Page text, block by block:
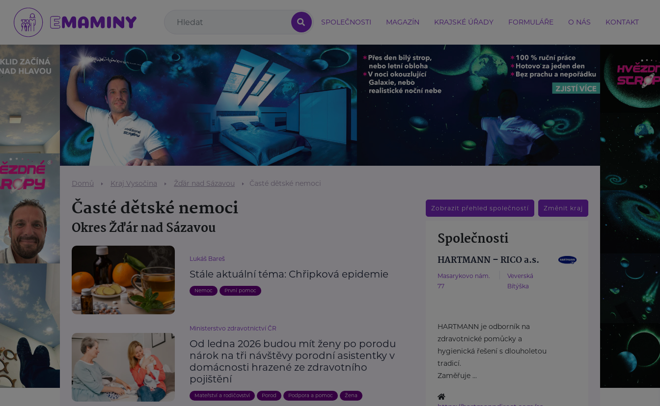
SPOLEČNOSTI MAGAZÍN KRAJSKÉ ÚŘADY FORMULÁŘE O NÁS KONTAKT
Domů Kraj Vysočina Žďár nad Sázavou Časté dětské nemoci
Časté dětské nemoci
Okres Žďár nad Sázavou
Lukáš Bareš
Stále aktuální téma: Chřipková epidemie
Nemoc První pomoc
Ministerstvo zdravotnictví ČR
Od ledna 2026 budou mít ženy po porodu
nárok na tři návštěvy porodní asistentky v
domácnosti hrazené ze zdravotního
pojištění
Mateřství a rodičovství Porod Podpora a pomoc Žena
Zobrazit přehled společností Změnit kraj
Společnosti
HARTMANN – RICO a.s.
Masarykovo nám.
77
Veverská
Bítýška
HARTMANN je odborník na
zdravotnické pomůcky a
hygienická řešení s dlouholetou
tradicí.
Zaměřuje ...